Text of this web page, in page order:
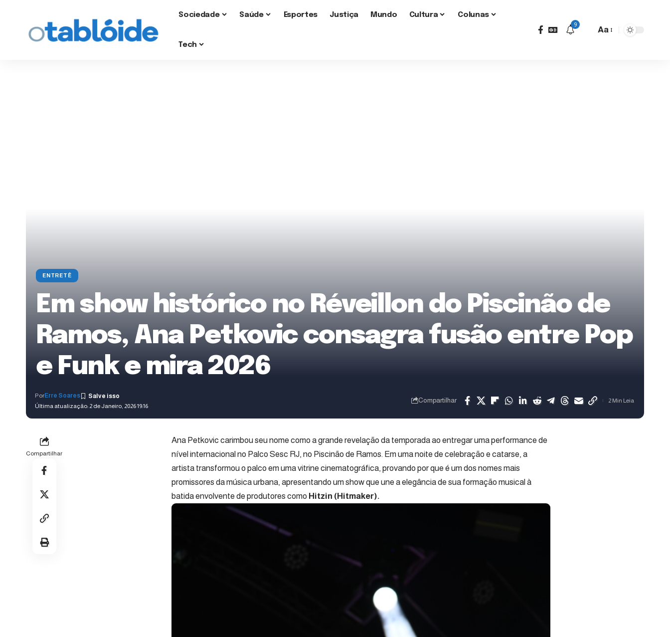
Sociedade Saúde Esportes Justiça Mundo Cultura Colunas
Tech
9
Aa
ENTRETÊ
Em show histórico no Réveillon do Piscinão de
Ramos, Ana Petkovic consagra fusão entre Pop
e Funk e mira 2026
Última atualização: 2 de Janeiro, 2026 19:16
PorErre Soares
Compartilhar 2 Min Leia
Compartilhar
Ana Petkovic carimbou seu nome como a grande revelação da temporada ao entregar uma performance de
nível internacional no Palco Sesc RJ, no Piscinão de Ramos. Em uma noite de celebração e catarse, a
artista transformou o palco em uma vitrine cinematográfica, provando por que é um dos nomes mais
promissores da música urbana, apresentando um show que une a elegância de sua formação musical à
batida envolvente de produtores como Hitzin (Hitmaker).